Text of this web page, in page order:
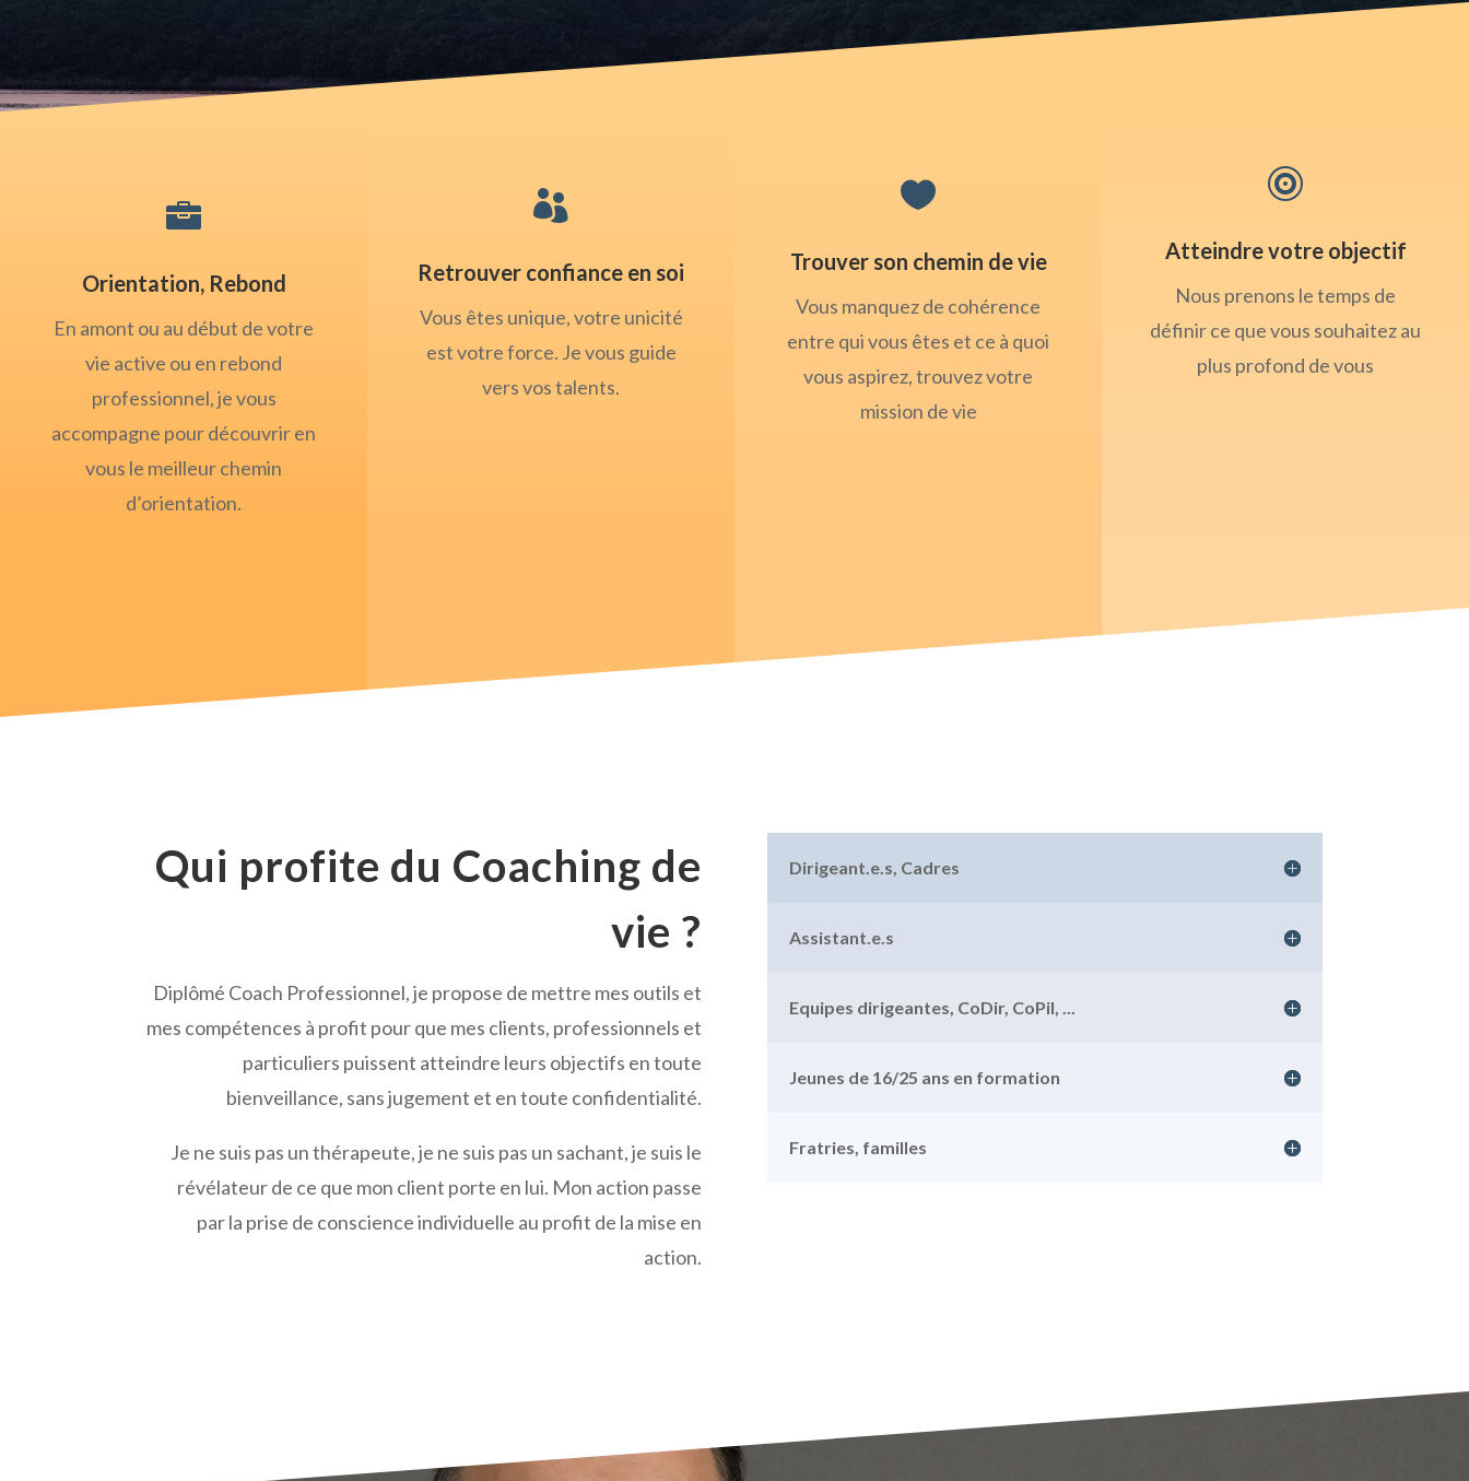

Orientation, Rebond
En amont ou au début de votre
vie active ou en rebond
professionnel, je vous
accompagne pour découvrir en
vous le meilleur chemin
d’orientation.

Retrouver confiance en soi
Vous êtes unique, votre unicité
est votre force. Je vous guide
vers vos talents.

Trouver son chemin de vie
Vous manquez de cohérence
entre qui vous êtes et ce à quoi
vous aspirez, trouvez votre
mission de vie

Atteindre votre objectif
Nous prenons le temps de
définir ce que vous souhaitez au
plus profond de vous
Qui profite du Coaching de
vie ?
Diplômé Coach Professionnel, je propose de mettre mes outils et
mes compétences à profit pour que mes clients, professionnels et
particuliers puissent atteindre leurs objectifs en toute
bienveillance, sans jugement et en toute confidentialité.
Je ne suis pas un thérapeute, je ne suis pas un sachant, je suis le
révélateur de ce que mon client porte en lui. Mon action passe
par la prise de conscience individuelle au profit de la mise en
action.
Dirigeant.e.s, Cadres
Assistant.e.s
Equipes dirigeantes, CoDir, CoPil, ...
Jeunes de 16/25 ans en formation
Fratries, familles